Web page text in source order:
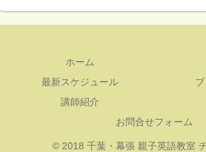
ホーム
最新スケジュール
講師紹介
お問合せフォーム
© 2018 千葉・幕張 親子英語教室